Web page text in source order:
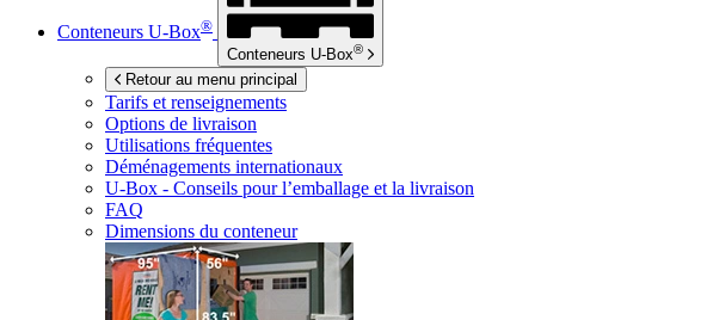
Conteneurs U-Box®
Conteneurs U-Box®
Retour au menu principal
Tarifs et renseignements
Options de livraison
Utilisations fréquentes
Déménagements internationaux
U-Box - Conseils pour l’emballage et la livraison
FAQ
Dimensions du conteneur